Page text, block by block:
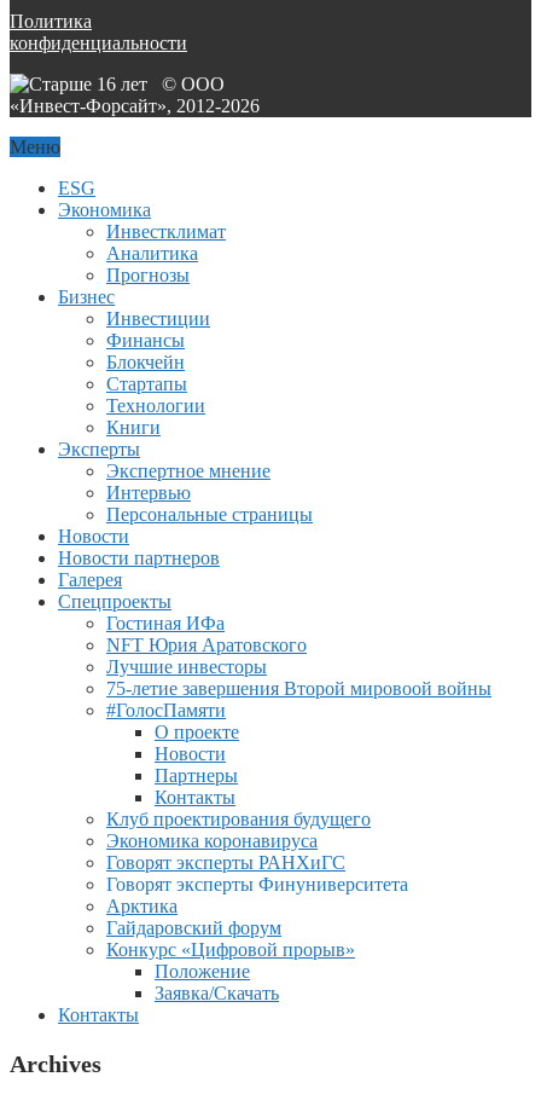
Политика
конфиденциальности
© ООО
«Инвест-Форсайт», 2012-2026
Меню
ESG
Экономика
Инвестклимат
Аналитика
Прогнозы
Бизнес
Инвестиции
Финансы
Блокчейн
Стартапы
Технологии
Книги
Эксперты
Экспертное мнение
Интервью
Персональные страницы
Новости
Новости партнеров
Галерея
Спецпроекты
Гостиная ИФа
NFT Юрия Аратовского
Лучшие инвесторы
75-летие завершения Второй мировоой войны
#ГолосПамяти
О проекте
Новости
Партнеры
Контакты
Клуб проектирования будущего
Экономика коронавируса
Говорят эксперты РАНХиГС
Говорят эксперты Финуниверситета
Арктика
Гайдаровский форум
Конкурс «Цифровой прорыв»
Положение
Заявка/Скачать
Контакты
Archives